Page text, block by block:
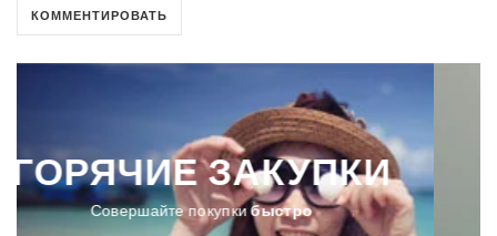
БОЛЬШИЕСКИДКИ
Покупайте товары насезонной распродаже